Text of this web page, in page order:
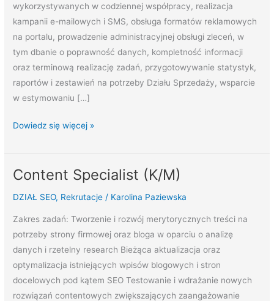
wykorzystywanych w codziennej współpracy, realizacja
kampanii e-mailowych i SMS, obsługa formatów reklamowych
na portalu, prowadzenie administracyjnej obsługi zleceń, w
tym dbanie o poprawność danych, kompletność informacji
oraz terminową realizację zadań, przygotowywanie statystyk,
raportów i zestawień na potrzeby Działu Sprzedaży, wsparcie
w estymowaniu […]
Relacji
z
Klientem
Dowiedz się więcej »
Content Specialist (K/M)
DZIAŁ SEO, Rekrutacje / Karolina Paziewska
Zakres zadań: Tworzenie i rozwój merytorycznych treści na
potrzeby strony firmowej oraz bloga w oparciu o analizę
danych i rzetelny research Bieżąca aktualizacja oraz
optymalizacja istniejących wpisów blogowych i stron
docelowych pod kątem SEO Testowanie i wdrażanie nowych
rozwiązań contentowych zwiększających zaangażowanie
Content
(K/M)